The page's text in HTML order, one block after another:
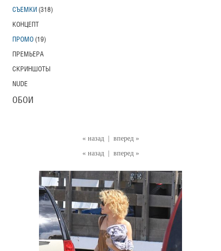
« назад
вперед »
« назад
вперед »
СЪЕМКИ (318)
КОНЦЕПТ
ПРОМО (19)
ПРЕМЬЕРА
СКРИНШОТЫ
NUDE
ОБОИ